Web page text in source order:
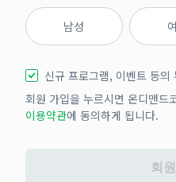
남성
신규 프로그램, 이벤트 등의
회원 가입을 누르시면 온디맨드
이용약관에 동의하게 됩니다.
회